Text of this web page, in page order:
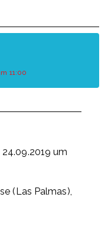
11:00
24.09.2019 um
(Las Palmas),